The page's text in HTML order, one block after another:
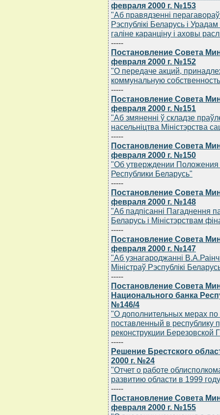
февраля 2000 г. №153
"Аб правядзеннi
Рэспублiкi Беларусь i
галiне каранцiну i аховы
-----
Постановление Совета
февраля 2000 г. №152
"О передаче акций,
коммунальную
-----
Постановление Совета
февраля 2000 г. №151
"Аб змяненнi ў складзе
насельнiцтва Мiнiстэрства
-----
Постановление Совета
февраля 2000 г. №150
"Об утверждении
Республики Беларусь"
-----
Постановление Совета
февраля 2000 г. №148
"Аб падпiсаннi Пагаднення
Беларусь i Мiнiстэрствам
-----
Постановление Совета
февраля 2000 г. №147
"Аб узнагароджаннi
Мiнiстраў Рэспублiкi
-----
Постановление Совета
Национального банка
№146/4
"О дополнительных мерах
поставленный в республику
реконструкции Березовской
-----
Решение Брестского
2000 г. №24
"Отчет о работе
развитию области в 1999
-----
Постановление Совета
февраля 2000 г. №155